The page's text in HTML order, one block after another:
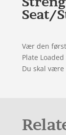
Seat/
Vær den
Plate
Du skal være